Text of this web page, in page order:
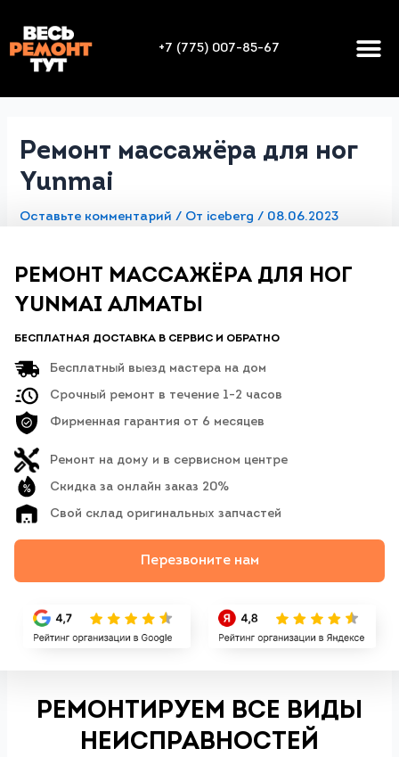
+7 (775) 007-85-67
Ремонт массажёра для ног
Yunmai
Оставьте комментарий / От iceberg/ 08.06.2023
РЕМОНТ МАССАЖЁРА ДЛЯ НОГ
YUNMAI АЛМАТЫ
БЕСПЛАТНАЯ ДОСТАВКА В СЕРВИС И ОБРАТНО
Бесплатный выезд мастера на дом
Срочный ремонт в течение 1-2 часов
Фирменная гарантия от 6 месяцев
Ремонт на дому и в сервисном центре
Скидка за онлайн заказ 20%
Свой склад оригинальных запчастей
Перезвоните нам
РЕМОНТИРУЕМ ВСЕ ВИДЫ
НЕИСПРАВНОСТЕЙ